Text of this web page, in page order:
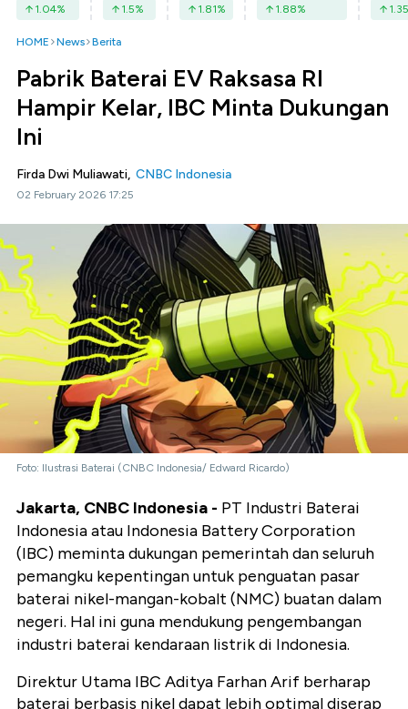
1.04% 1.5% 1.81% 1.88% 1.35
HOME News Berita
Pabrik Baterai EV Raksasa RI
Hampir Kelar, IBC Minta Dukungan
Ini
Firda Dwi Muliawati, CNBC Indonesia
02 February 2026 17:25
Foto: Ilustrasi Baterai (CNBC Indonesia/ Edward Ricardo)
Jakarta, CNBC Indonesia - PT Industri Baterai
Indonesia atau Indonesia Battery Corporation
(IBC) meminta dukungan pemerintah dan seluruh
pemangku kepentingan untuk penguatan pasar
baterai nikel-mangan-kobalt (NMC) buatan dalam
negeri. Hal ini guna mendukung pengembangan
industri baterai kendaraan listrik di Indonesia.
Direktur Utama IBC Aditya Farhan Arif berharap
baterai berbasis nikel dapat lebih optimal diserap